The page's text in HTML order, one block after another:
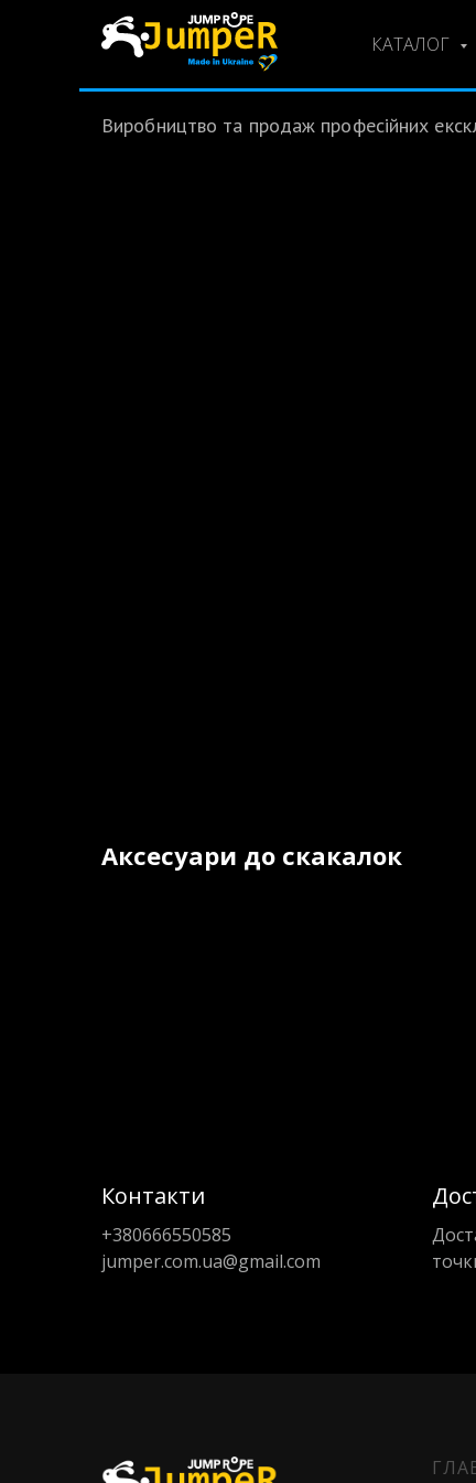
КАТАЛОГ
Виробництво та продаж професійних
Аксесуари до скакалок
Контакти
+380666550585
jumper.com.ua@gmail.com